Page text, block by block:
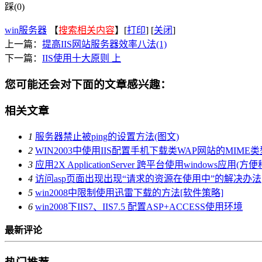
踩(0)
win服务器 【搜索相关内容】[打印] [关闭]
上一篇： 提高IIS网站服务器效率八法(1)
下一篇： IIS使用十大原则 上
您可能还会对下面的文章感兴趣：
相关文章
1 服务器禁止被ping的设置方法(图文)
2 WIN2003中使用IIS配置手机下载类WAP网站的MIME类
3 应用2X ApplicationServer 跨平台使用windows应用(方便
4 访问asp页面出现出现“请求的资源在使用中”的解决办法
5 win2008中限制使用迅雷下载的方法[软件策略]
6 win2008下IIS7、IIS7.5 配置ASP+ACCESS使用环境
最新评论